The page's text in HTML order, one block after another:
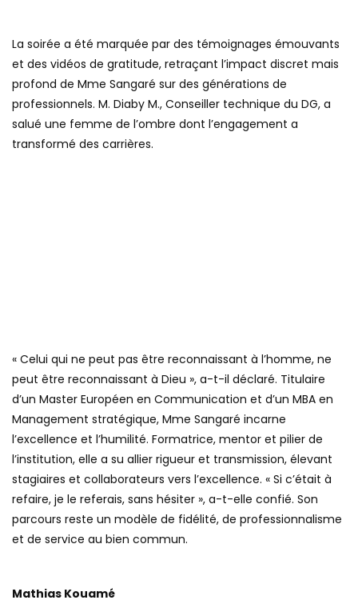
La soirée a été marquée par des témoignages émouvants
et des vidéos de gratitude, retraçant l’impact discret mais
profond de Mme Sangaré sur des générations de
professionnels. M. Diaby M., Conseiller technique du DG, a
salué une femme de l’ombre dont l’engagement a
transformé des carrières.
« Celui qui ne peut pas être reconnaissant à l’homme, ne
peut être reconnaissant à Dieu », a-t-il déclaré. Titulaire
d’un Master Européen en Communication et d’un MBA en
Management stratégique, Mme Sangaré incarne
l’excellence et l’humilité. Formatrice, mentor et pilier de
l’institution, elle a su allier rigueur et transmission, élevant
stagiaires et collaborateurs vers l’excellence. « Si c’était à
refaire, je le referais, sans hésiter », a-t-elle confié. Son
parcours reste un modèle de fidélité, de professionnalisme
et de service au bien commun.
Mathias Kouamé